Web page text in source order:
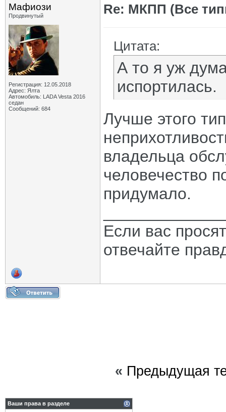
Мафиози
Продвинутый
Регистрация: 12.05.2018
Адрес: Ялта
Автомобиль: LADA Vesta 2016
седан
Сообщений: 684
Re: МКПП (Все
Цитата:
А то я уж
испортилась.
Лучше этого
владельца
человечество
придумало.
Если вас
отвечайте
« Предыдущая
Ваши права в разделе